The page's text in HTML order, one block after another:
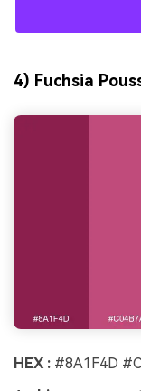
4) Fuchsia
HEX : #8A1F4D